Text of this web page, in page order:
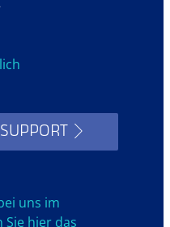
uns im
hier das